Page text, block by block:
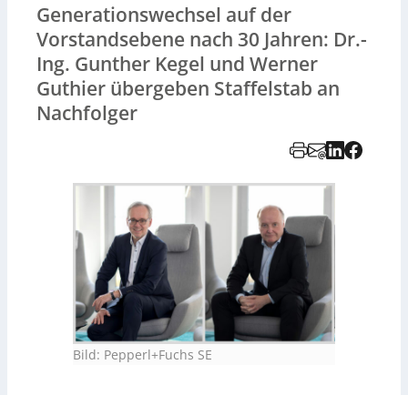
Generationswechsel auf der
Vorstandsebene nach 30 Jahren: Dr.-
Ing. Gunther Kegel und Werner
Guthier übergeben Staffelstab an
Nachfolger
Bild: Pepperl+Fuchs SE